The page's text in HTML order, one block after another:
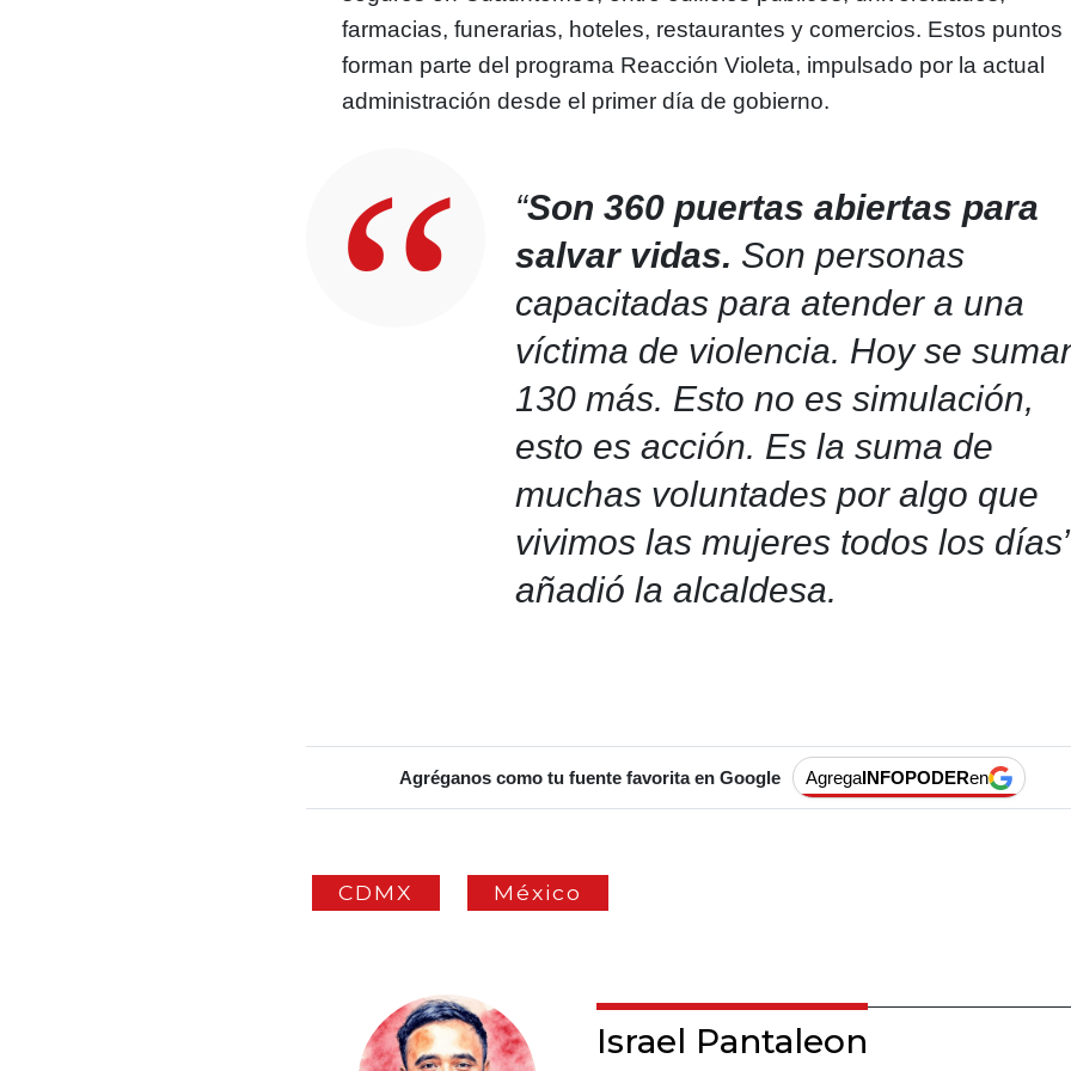
farmacias, funerarias, hoteles, restaurantes y comercios. Estos puntos
forman parte del programa Reacción Violeta, impulsado por la actual
administración desde el primer día de gobierno.
“Son 360 puertas abiertas para
salvar vidas. Son personas
capacitadas para atender a una
víctima de violencia. Hoy se
130 más. Esto no es simulación,
esto es acción. Es la suma de
muchas voluntades por algo que
vivimos las mujeres todos los
añadió la alcaldesa.
Agréganos como tu fuente favorita en Google AgregaINFOPODERen
CDMX México
Israel Pantaleon